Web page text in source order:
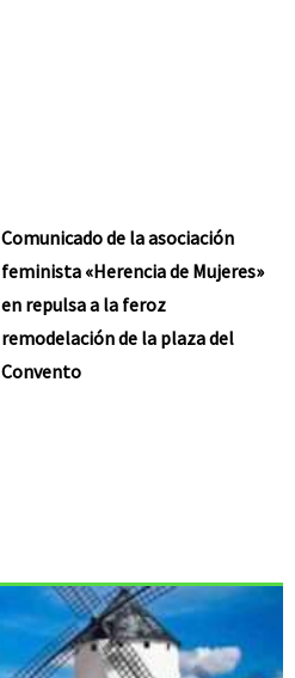
Comunicado de la asociación
feminista «Herencia de Mujeres»
en repulsa a la feroz
remodelación de la plaza del
Convento